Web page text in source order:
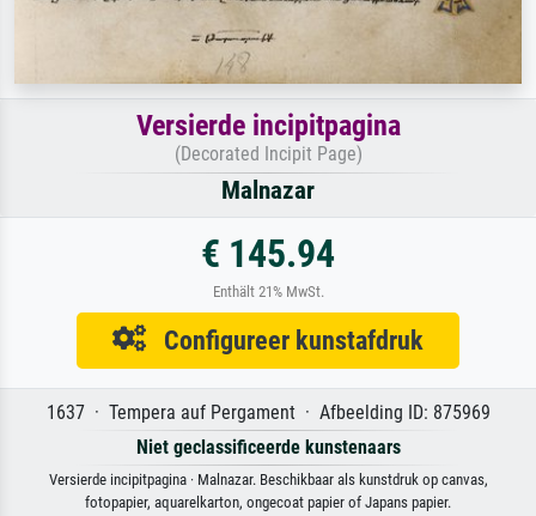
Versierde incipitpagina
(Decorated Incipit Page)
Malnazar
€ 145.94
Enthält 21% MwSt.
Configureer kunstafdruk
1637 · Tempera auf Pergament · Afbeelding ID: 875969
Niet geclassificeerde kunstenaars
Versierde incipitpagina · Malnazar. Beschikbaar als kunstdruk op canvas,
fotopapier, aquarelkarton, ongecoat papier of Japans papier.